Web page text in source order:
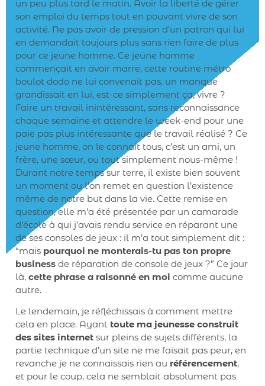
un peu plus tard le matin. Avoir la liberté de gérer
son emploi du temps tout en pouvant vivre de son
activité. Ne pas avoir de pression d’un patron qui lui
en demandait toujours plus sans rien faire de plus
pour ce jeune homme. Ce jeune homme
commençait en avoir marre, cette routine métro
boulot dodo ne lui convenait pas, un manque
grandissait en lui, est-ce simplement ça, vivre ?
Faire un travail inintéressant, sans reconnaissance
chaque semaine et attendre le week-end pour une
paie pas plus intéressante que le travail réalisé ? Ce
jeune homme, on le connait tous, c’est un ami, un
frère, une sœur, ou tout simplement nous-même !
Durant notre temps sur terre, il existe bien souvent
un moment ou l’on remet en question l’existence
même de notre but dans la vie. Cette remise en
question, elle m’a été présentée par un camarade
d’école à qui j’avais rendu service en réparant une
de ses consoles de jeux : il m’a tout simplement dit :
“mais pourquoi ne monterais-tu pas ton propre
business de réparation de console de jeux ?” Ce jour
là, cette phrase a raisonné en moi comme aucune
autre.
Le lendemain, je réfléchissais à comment mettre
cela en place. Ayant toute ma jeunesse construit
des sites internet sur pleins de sujets différents, la
partie technique d’un site ne me faisait pas peur, en
revanche je ne connaissais rien au référencement,
et pour le coup, cela ne semblait absolument pas